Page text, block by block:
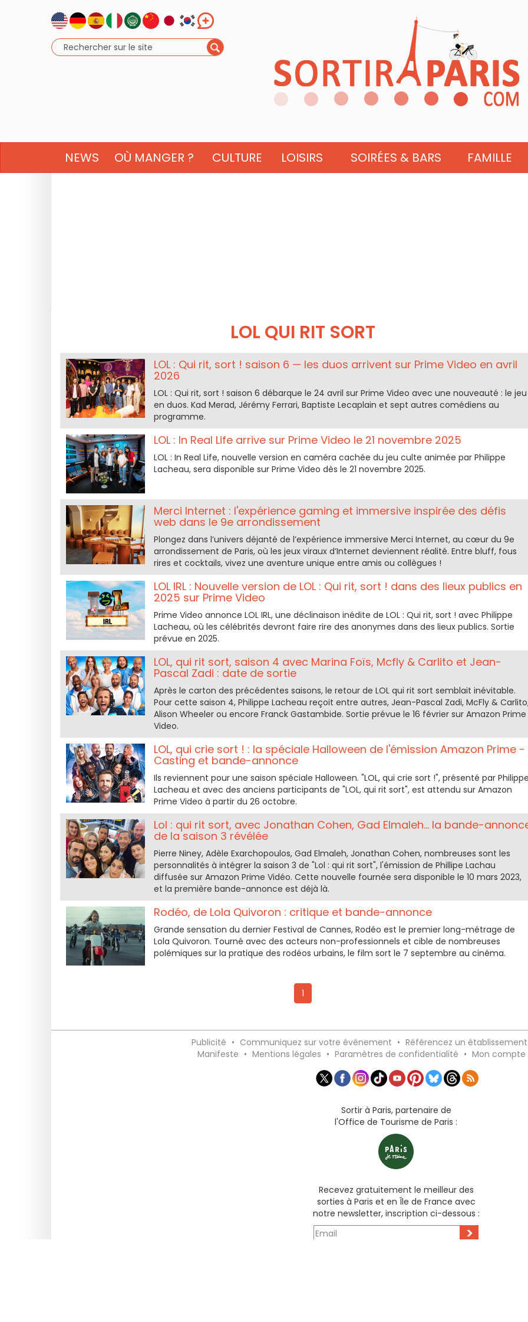
NEWS OÙ MANGER ? CULTURE LOISIRS SOIRÉES & BARS FAMILLE
LOL QUI RIT SORT
LOL : Qui rit, sort ! saison 6 — les duos arrivent sur Prime Video en avril
2026
LOL : Qui rit, sort ! saison 6 débarque le 24 avril sur Prime Video avec une nouveauté : le jeu
en duos. Kad Merad, Jérémy Ferrari, Baptiste Lecaplain et sept autres comédiens au
programme.
LOL : In Real Life arrive sur Prime Video le 21 novembre 2025
LOL : In Real Life, nouvelle version en caméra cachée du jeu culte animée par Philippe
Lacheau, sera disponible sur Prime Video dès le 21 novembre 2025.
Merci Internet : l'expérience gaming et immersive inspirée des défis
web dans le 9e arrondissement
Plongez dans l’univers déjanté de l’expérience immersive Merci Internet, au cœur du 9e
arrondissement de Paris, où les jeux viraux d’Internet deviennent réalité. Entre bluff, fous
rires et cocktails, vivez une aventure unique entre amis ou collègues !
LOL IRL : Nouvelle version de LOL : Qui rit, sort ! dans des lieux publics en
2025 sur Prime Video
Prime Video annonce LOL IRL, une déclinaison inédite de LOL : Qui rit, sort ! avec Philippe
Lacheau, où les célébrités devront faire rire des anonymes dans des lieux publics. Sortie
prévue en 2025.
LOL, qui rit sort, saison 4 avec Marina Foïs, Mcfly & Carlito et Jean-
Pascal Zadi : date de sortie
Après le carton des précédentes saisons, le retour de LOL qui rit sort semblait inévitable.
Pour cette saison 4, Philippe Lacheau reçoit entre autres, Jean-Pascal Zadi, McFly &
Alison Wheeler ou encore Franck Gastambide. Sortie prévue le 16 février sur Amazon Prime
Video.
LOL, qui crie sort ! : la spéciale Halloween de l'émission Amazon Prime -
Casting et bande-annonce
Ils reviennent pour une saison spéciale Halloween. "LOL, qui crie sort !", présenté par
Lacheau et avec des anciens participants de "LOL, qui rit sort", est attendu sur Amazon
Prime Video à partir du 26 octobre.
Lol : qui rit sort, avec Jonathan Cohen, Gad Elmaleh... la bande-
de la saison 3 révélée
Pierre Niney, Adèle Exarchopoulos, Gad Elmaleh, Jonathan Cohen, nombreuses sont les
personnalités à intégrer la saison 3 de "Lol : qui rit sort", l'émission de Phillipe Lachau
diffusée sur Amazon Prime Vidéo. Cette nouvelle fournée sera disponible le 10 mars 2023,
et la première bande-annonce est déjà là.
Rodéo, de Lola Quivoron : critique et bande-annonce
Grande sensation du dernier Festival de Cannes, Rodéo est le premier long-métrage de
Lola Quivoron. Tourné avec des acteurs non-professionnels et cible de nombreuses
polémiques sur la pratique des rodéos urbains, le film sort le 7 septembre au cinéma.
1
Publicité • Communiquez sur votre événement • Référencez un établissement
Manifeste • Mentions légales • Paramètres de confidentialité • Mon compte
Sortir à Paris, partenaire de
l'Office de Tourisme de Paris :
Recevez gratuitement le meilleur des
sorties à Paris et en Île de France avec
notre newsletter, inscription ci-dessous :
>